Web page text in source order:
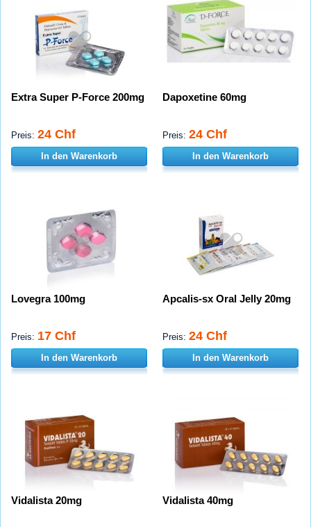
Extra Super P-Force 200mg
Preis: 24 Chf
In den Warenkorb
Dapoxetine 60mg
Preis: 24 Chf
In den Warenkorb
Lovegra 100mg
Preis: 17 Chf
In den Warenkorb
Apcalis-sx Oral Jelly 20mg
Preis: 24 Chf
In den Warenkorb
Vidalista 20mg Vidalista 40mg